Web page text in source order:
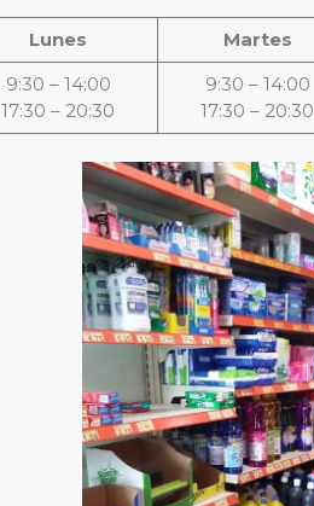
Lunes Martes
9:30 – 14:00
17:30 – 20:30
9:30 – 14:00
17:30 – 20:30